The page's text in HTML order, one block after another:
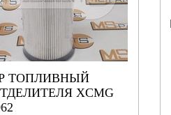
ТОПЛИВНЫЙ
XCMG